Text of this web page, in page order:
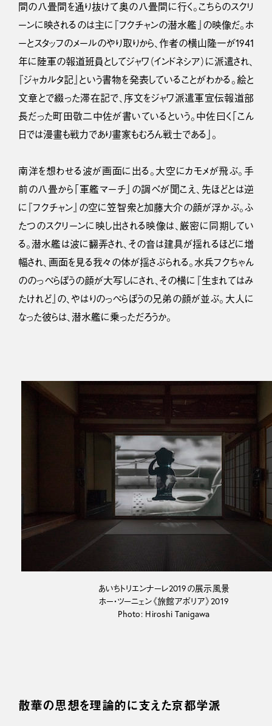
間の八畳間を通り抜けて奥の八畳間に行く。こちらのスクリ
ーンに映されるのは主に『フクチャンの潜水艦』の映像だ。ホ
ーとスタッフのメールのやり取りから、作者の横山隆一が1941
年に陸軍の報道班員としてジャワ（インドネシア）に派遣され、
『ジャカルタ記』という書物を発表していることがわかる。絵と
文章とで綴った滞在記で、序文をジャワ派遣軍宣伝報道部
長だった町田敬二中佐が書いているという。中佐曰く「こん
日では漫畫も戦力であり畫家もむろん戦士である」。
南洋を想わせる波が画面に出る。大空にカモメが飛ぶ。手
前の八畳から「軍艦マーチ」の調べが聞こえ、先ほどとは逆
に『フクチャン』の空に笠智衆と加藤大介の顔が浮かぶ。ふ
たつのスクリーンに映し出される映像は、厳密に同期してい
る。潜水艦は波に翻弄され、その音は建具が揺れるほどに増
幅され、画面を見る我々の体が揺さぶられる。水兵フクちゃん
ののっぺらぼうの顔が大写しにされ、その横に『生まれてはみ
たけれど』の、やはりのっぺらぼうの兄弟の顔が並ぶ。大人に
なった彼らは、潜水艦に乗っただろうか。
あいちトリエンナーレ2019の展示風景
ホー・ツーニェン《旅館アポリア》2019
Photo: Hiroshi Tanigawa
散華の思想を理論的に支えた京都学派